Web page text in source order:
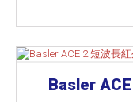
Basler